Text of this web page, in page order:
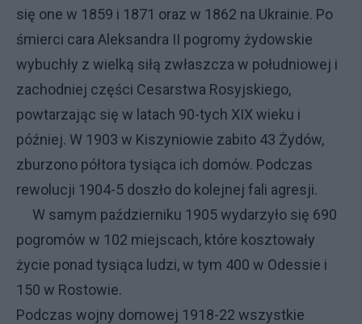
się one w 1859 i 1871 oraz w 1862 na Ukrainie. Po
śmierci cara Aleksandra II pogromy żydowskie
wybuchły z wielką siłą zwłaszcza w południowej i
zachodniej części Cesarstwa Rosyjskiego,
powtarzając się w latach 90-tych XIX wieku i
później. W 1903 w Kiszyniowie zabito 43 Żydów,
zburzono półtora tysiąca ich domów. Podczas
rewolucji 1904-5 doszło do kolejnej fali agresji.
W samym październiku 1905 wydarzyło się 690
pogromów w 102 miejscach, które kosztowały
życie ponad tysiąca ludzi, w tym 400 w Odessie i
150 w Rostowie.
Podczas wojny domowej 1918-22 wszystkie